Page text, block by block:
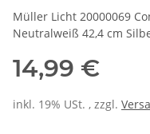
Müller Licht 20000069
Neutralweiß 42,4 cm
14,99 €
inkl. 19% USt. , zzgl.